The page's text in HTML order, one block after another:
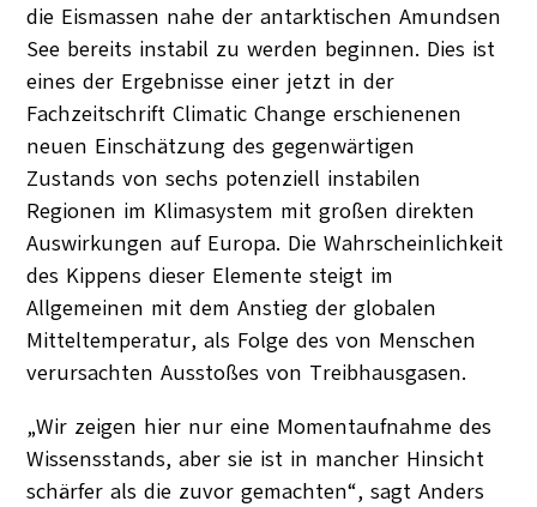
die Eismassen nahe der antarktischen Amundsen
See bereits instabil zu werden beginnen. Dies ist
eines der Ergebnisse einer jetzt in der
Fachzeitschrift Climatic Change erschienenen
neuen Einschätzung des gegenwärtigen
Zustands von sechs potenziell instabilen
Regionen im Klimasystem mit großen direkten
Auswirkungen auf Europa. Die Wahrscheinlichkeit
des Kippens dieser Elemente steigt im
Allgemeinen mit dem Anstieg der globalen
Mitteltemperatur, als Folge des von Menschen
verursachten Ausstoßes von Treibhausgasen.
„Wir zeigen hier nur eine Momentaufnahme des
Wissensstands, aber sie ist in mancher Hinsicht
schärfer als die zuvor gemachten“, sagt Anders